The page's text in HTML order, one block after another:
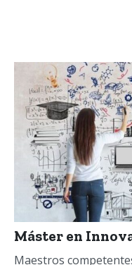
Máster en
Maestros